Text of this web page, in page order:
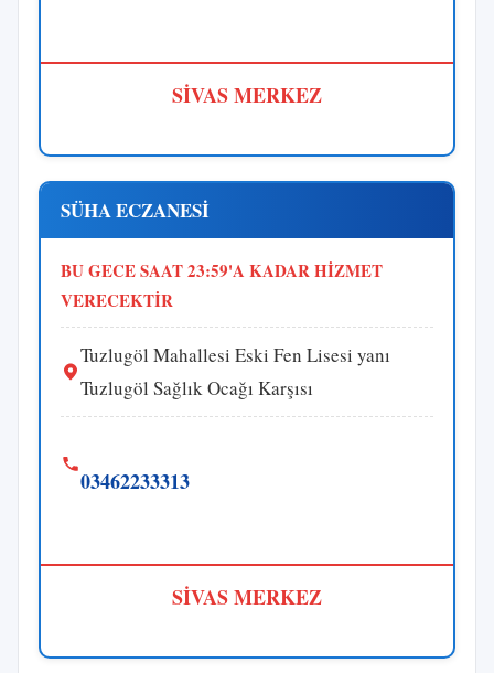
SİVAS MERKEZ
SÜHA ECZANESİ
BU GECE SAAT 23:59'A KADAR HİZMET
VERECEKTİR
Tuzlugöl Mahallesi Eski Fen Lisesi yanı
Tuzlugöl Sağlık Ocağı Karşısı
03462233313
SİVAS MERKEZ